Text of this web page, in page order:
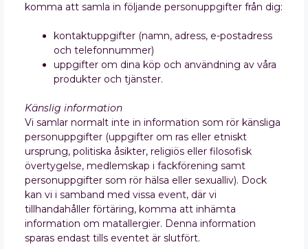
komma att samla in följande personuppgifter från dig:
kontaktuppgifter (namn, adress, e-postadress
och telefonnummer)
uppgifter om dina köp och användning av våra
produkter och tjänster.
Känslig information
Vi samlar normalt inte in information som rör känsliga
personuppgifter (uppgifter om ras eller etniskt
ursprung, politiska åsikter, religiös eller filosofisk
övertygelse, medlemskap i fackförening samt
personuppgifter som rör hälsa eller sexualliv). Dock
kan vi i samband med vissa event, där vi
tillhandahåller förtäring, komma att inhämta
information om matallergier. Denna information
sparas endast tills eventet är slutfört.